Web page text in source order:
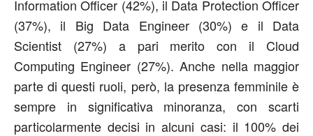
Information Officer (42%), il Data Protection Officer
(37%), il Big Data Engineer (30%) e il Data
Scientist (27%) a pari merito con il Cloud
Computing Engineer (27%). Anche nella maggior
parte di questi ruoli, però, la presenza femminile è
sempre in significativa minoranza, con scarti
particolarmente decisi in alcuni casi: il 100% dei